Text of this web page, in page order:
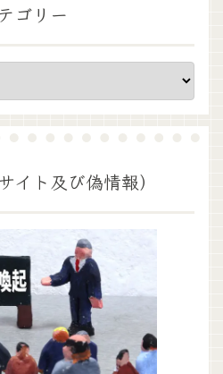
ゴリー
イト及び偽情報）